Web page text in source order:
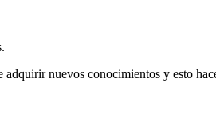
nuevos conocimientos y esto